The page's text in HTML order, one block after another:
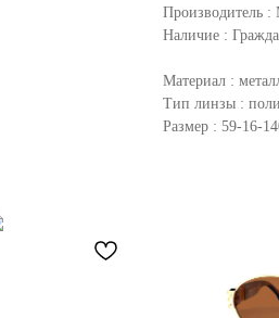
Производитель :
Наличие :
Материал :
Тип линзы :
Размер : 59-16-